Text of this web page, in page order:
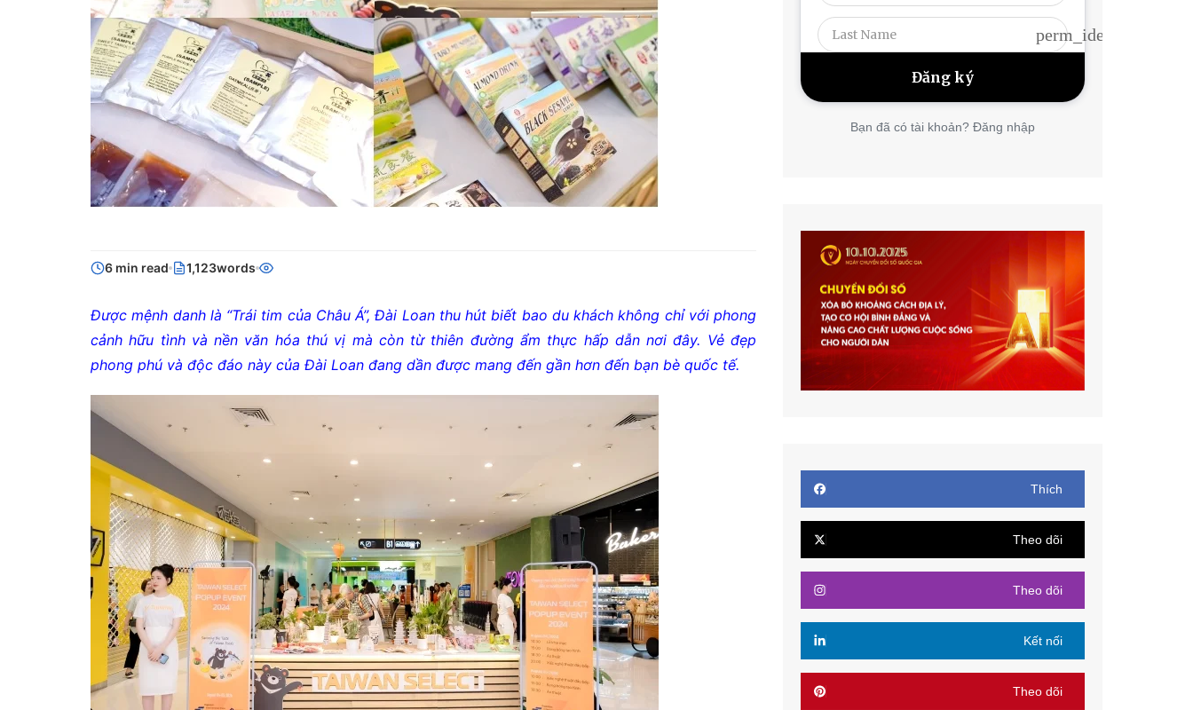
6 min read 1,123words
Được mệnh danh là “Trái tim của Châu Á”, Đài Loan thu hút biết bao du khách không chỉ với phong
cảnh hữu tình và nền văn hóa thú vị mà còn từ thiên đường ẩm thực hấp dẫn nơi đây. Vẻ đẹp
phong phú và độc đáo này của Đài Loan đang dần được mang đến gần hơn đến bạn bè quốc tế.
perm_identity
Bạn đã có tài khoản? Đăng nhập
Thích
Theo dõi
Theo dõi
Kết nối
Theo dõi